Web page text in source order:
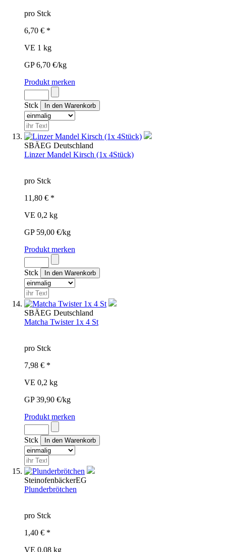
pro Stck
6,70 € *
VE 1 kg
GP 6,70 €/kg
Produkt merken
Stck
SBÄEG Deutschland
Linzer Mandel Kirsch (1x 4Stück)
pro Stck
11,80 € *
VE 0,2 kg
GP 59,00 €/kg
Produkt merken
Stck
SBÄEG Deutschland
Matcha Twister 1x 4 St
pro Stck
7,98 € *
VE 0,2 kg
GP 39,90 €/kg
Produkt merken
Stck
SteinofenbäckerEG
Plunderbrötchen
pro Stck
1,40 € *
VE 0,08 kg